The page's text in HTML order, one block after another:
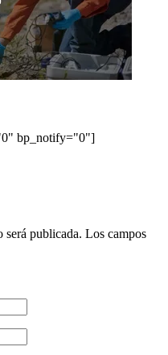
bp_notify="0"]
será publicada. Los campos